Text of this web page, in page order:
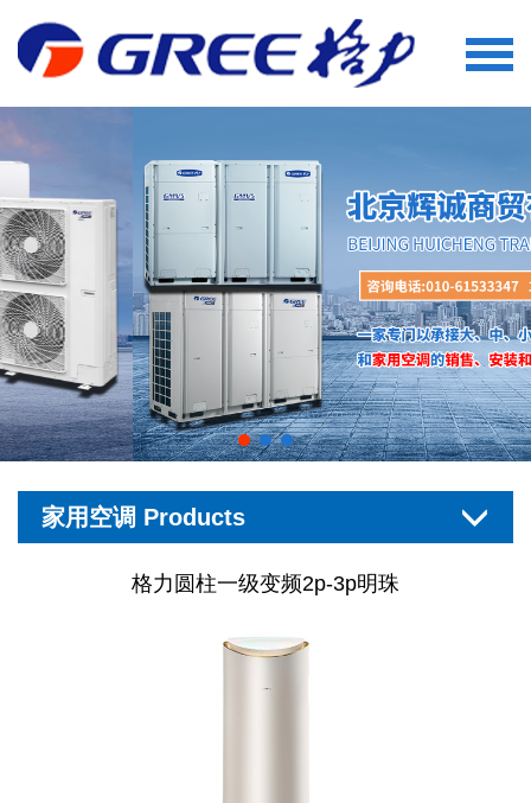
家用空调 Products
格力圆柱一级变频2p-3p明珠